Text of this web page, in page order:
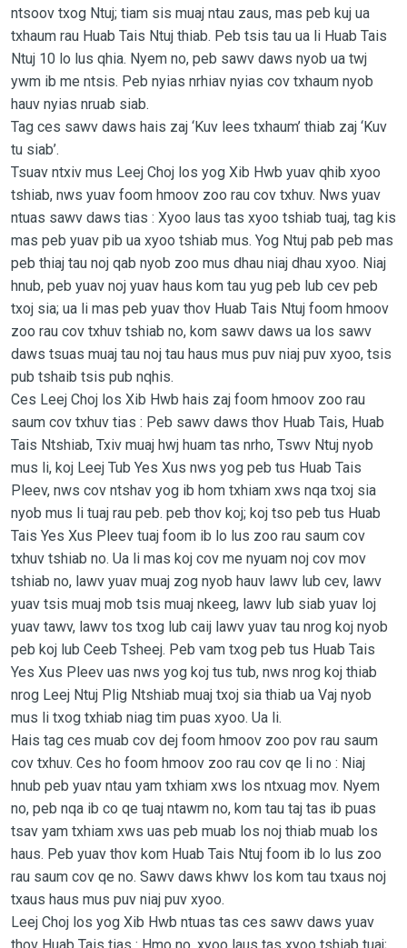
ntsoov txog Ntuj; tiam sis muaj ntau zaus, mas peb kuj ua
txhaum rau Huab Tais Ntuj thiab. Peb tsis tau ua li Huab Tais
Ntuj 10 lo lus qhia. Nyem no, peb sawv daws nyob ua twj
ywm ib me ntsis. Peb nyias nrhiav nyias cov txhaum nyob
hauv nyias nruab siab.
Tag ces sawv daws hais zaj ‘Kuv lees txhaum’ thiab zaj ‘Kuv
tu siab’.
Tsuav ntxiv mus Leej Choj los yog Xib Hwb yuav qhib xyoo
tshiab, nws yuav foom hmoov zoo rau cov txhuv. Nws yuav
ntuas sawv daws tias : Xyoo laus tas xyoo tshiab tuaj, tag kis
mas peb yuav pib ua xyoo tshiab mus. Yog Ntuj pab peb mas
peb thiaj tau noj qab nyob zoo mus dhau niaj dhau xyoo. Niaj
hnub, peb yuav noj yuav haus kom tau yug peb lub cev peb
txoj sia; ua li mas peb yuav thov Huab Tais Ntuj foom hmoov
zoo rau cov txhuv tshiab no, kom sawv daws ua los sawv
daws tsuas muaj tau noj tau haus mus puv niaj puv xyoo, tsis
pub tshaib tsis pub nqhis.
Ces Leej Choj los Xib Hwb hais zaj foom hmoov zoo rau
saum cov txhuv tias : Peb sawv daws thov Huab Tais, Huab
Tais Ntshiab, Txiv muaj hwj huam tas nrho, Tswv Ntuj nyob
mus li, koj Leej Tub Yes Xus nws yog peb tus Huab Tais
Pleev, nws cov ntshav yog ib hom txhiam xws nqa txoj sia
nyob mus li tuaj rau peb. peb thov koj; koj tso peb tus Huab
Tais Yes Xus Pleev tuaj foom ib lo lus zoo rau saum cov
txhuv tshiab no. Ua li mas koj cov me nyuam noj cov mov
tshiab no, lawv yuav muaj zog nyob hauv lawv lub cev, lawv
yuav tsis muaj mob tsis muaj nkeeg, lawv lub siab yuav loj
yuav tawv, lawv tos txog lub caij lawv yuav tau nrog koj nyob
peb koj lub Ceeb Tsheej. Peb vam txog peb tus Huab Tais
Yes Xus Pleev uas nws yog koj tus tub, nws nrog koj thiab
nrog Leej Ntuj Plig Ntshiab muaj txoj sia thiab ua Vaj nyob
mus li txog txhiab niag tim puas xyoo. Ua li.
Hais tag ces muab cov dej foom hmoov zoo pov rau saum
cov txhuv. Ces ho foom hmoov zoo rau cov qe li no : Niaj
hnub peb yuav ntau yam txhiam xws los ntxuag mov. Nyem
no, peb nqa ib co qe tuaj ntawm no, kom tau taj tas ib puas
tsav yam txhiam xws uas peb muab los noj thiab muab los
haus. Peb yuav thov kom Huab Tais Ntuj foom ib lo lus zoo
rau saum cov qe no. Sawv daws khwv los kom tau txaus noj
txaus haus mus puv niaj puv xyoo.
Leej Choj los yog Xib Hwb ntuas tas ces sawv daws yuav
thov Huab Tais tias : Hmo no, xyoo laus tas xyoo tshiab tuaj;